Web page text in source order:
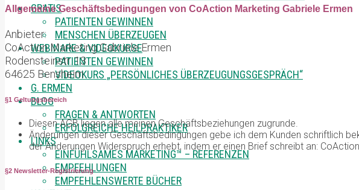
GRATIS
PATIENTEN GEWINNEN
MENSCHEN ÜBERZEUGEN
WEBINARE & VIDEOKURSE
PATIENTEN GEWINNEN
VIDEOKURS „PERSÖNLICHES ÜBERZEUGUNGSGESPRÄCH“
G. ERMEN
BLOG
FRAGEN & ANTWORTEN
ERFOLGREICHE HEILPRAKTIKER
LINKS
EINFÜHLSAMES MARKETING™ – REFERENZEN
EMPFEHLUNGEN
EMPFEHLENSWERTE BÜCHER
Allgemeine Geschäftsbedingungen von CoAction Marketing Gabriele Ermen
Anbieter:
CoAction Marketing Gabriele Ermen
Rodensteinstr. 13
64625 Bensheim
§1 Geltungsbereich
Diesen AGB liegen alle meinen Geschäftsbeziehungen zugrunde.
Änderungen dieser Geschäftsbedingungen gebe ich dem Kunden schriftlich
der Änderungen Widerspruch erhebt, indem er einen Brief schreibt an:
§2 Newsletter-Registrierung